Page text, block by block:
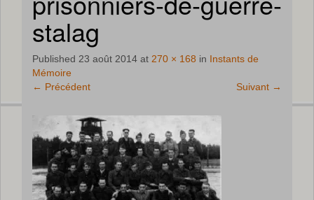
stalag
Published 23 août 2014 at 270 × 168 in Instants de
Mémoire
← Précédent Suivant →